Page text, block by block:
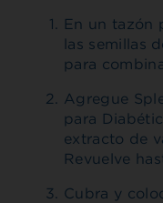
En un tazón
las semillas
para
Agregue
para
extracto de
Revuelve
Cubra y